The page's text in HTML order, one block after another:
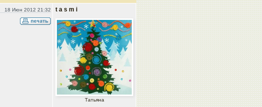
18 Июн 2012 21:32 t a s m i
Татьяна